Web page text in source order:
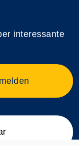
interessante